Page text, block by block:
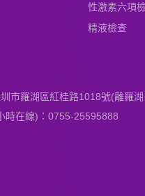
性激素六項
精液檢查
市羅湖區紅桂路1018號(離羅
時在線)：0755-25595888